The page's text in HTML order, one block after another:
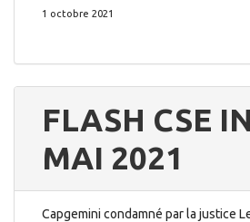
1 octobre 2021
FLASH CSE
MAI 2021
Capgemini condamné par la justice